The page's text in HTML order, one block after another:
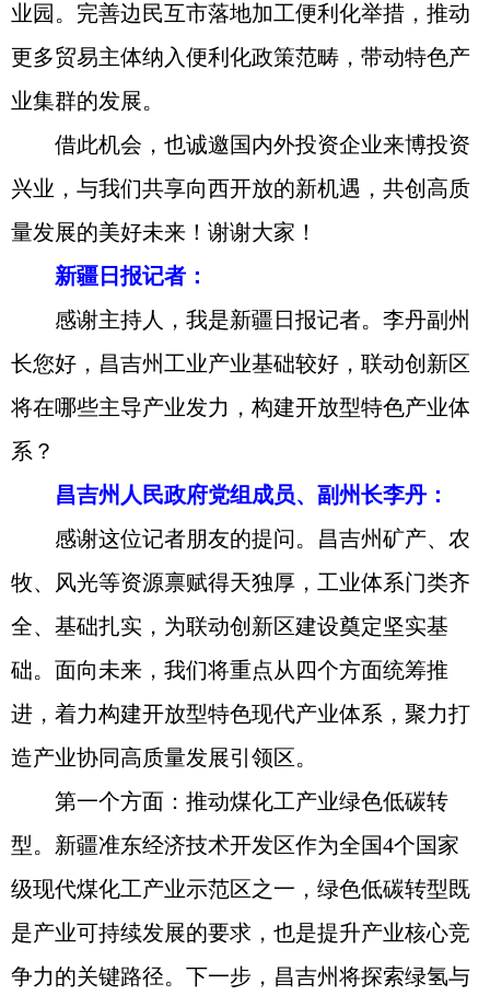
业园。完善边民互市落地加工便利化举措，推动
更多贸易主体纳入便利化政策范畴，带动特色产
业集群的发展。
借此机会，也诚邀国内外投资企业来博投资
兴业，与我们共享向西开放的新机遇，共创高质
量发展的美好未来！谢谢大家！
新疆日报记者：
感谢主持人，我是新疆日报记者。李丹副州
长您好，昌吉州工业产业基础较好，联动创新区
将在哪些主导产业发力，构建开放型特色产业体
系？
昌吉州人民政府党组成员、副州长李丹：
感谢这位记者朋友的提问。昌吉州矿产、农
牧、风光等资源禀赋得天独厚，工业体系门类齐
全、基础扎实，为联动创新区建设奠定坚实基
础。面向未来，我们将重点从四个方面统筹推
进，着力构建开放型特色现代产业体系，聚力打
造产业协同高质量发展引领区。
第一个方面：推动煤化工产业绿色低碳转
型。新疆准东经济技术开发区作为全国4个国家
级现代煤化工产业示范区之一，绿色低碳转型既
是产业可持续发展的要求，也是提升产业核心竞
争力的关键路径。下一步，昌吉州将探索绿氢与